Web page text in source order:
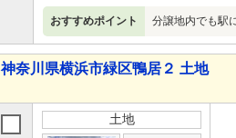
おすすめポイント 分譲地内でも駅
神奈川県横浜市緑区鴨居２ 土地
土地